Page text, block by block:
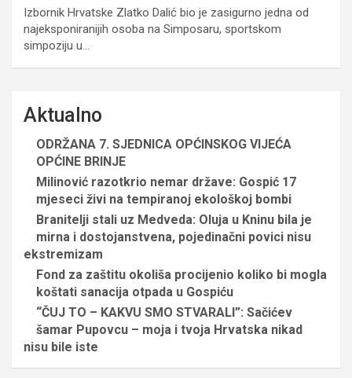
Izbornik Hrvatske Zlatko Dalić bio je zasigurno jedna od
najeksponiranijih osoba na Simposaru, sportskom
simpoziju u…
Aktualno
ODRŽANA 7. SJEDNICA OPĆINSKOG VIJEĆA
OPĆINE BRINJE
Milinović razotkrio nemar države: Gospić 17
mjeseci živi na tempiranoj ekološkoj bombi
Branitelji stali uz Medveda: Oluja u Kninu bila je
mirna i dostojanstvena, pojedinačni povici nisu
ekstremizam
Fond za zaštitu okoliša procijenio koliko bi mogla
koštati sanacija otpada u Gospiću
“ČUJ TO – KAKVU SMO STVARALI”: Sačićev
šamar Pupovcu – moja i tvoja Hrvatska nikad
nisu bile iste